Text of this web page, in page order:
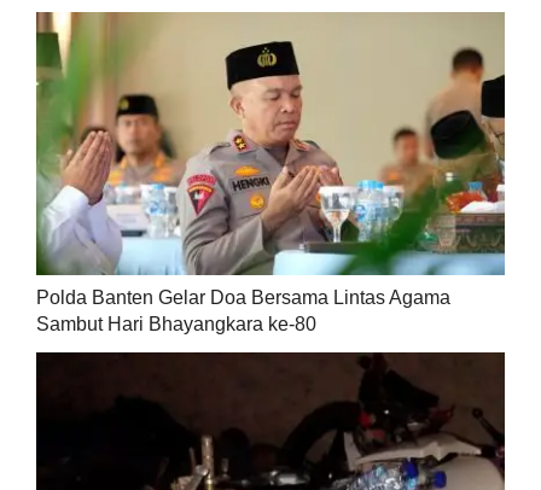
Polda Banten Gelar Doa Bersama Lintas Agama
Sambut Hari Bhayangkara ke-80